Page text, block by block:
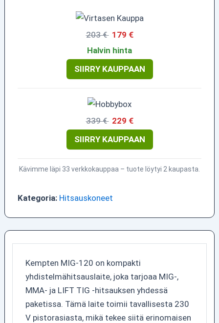
203 € 179 €
Halvin hinta
SIIRRY KAUPPAAN
339 € 229 €
SIIRRY KAUPPAAN
Kävimme läpi 33 verkkokauppaa – tuote löytyi 2 kaupasta.
Kategoria: Hitsauskoneet
Kempten MIG-120 on kompakti
yhdistelmähitsauslaite, joka tarjoaa MIG-,
MMA- ja LIFT TIG -hitsauksen yhdessä
paketissa. Tämä laite toimii tavallisesta 230
V pistorasiasta, mikä tekee siitä erinomaisen